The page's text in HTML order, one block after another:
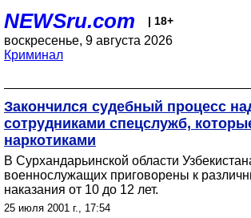
NEWSru.com | 18+
воскресенье, 9 августа 2026
Криминал
Закончился судебный процесс
сотрудниками спецслужб,
наркотиками
В Сурхандарьинской области
военнослужащих приговорены к
наказания от 10 до 12 лет.
25 июля 2001 г., 17:54